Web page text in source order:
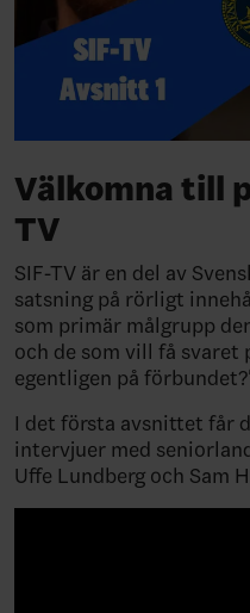
Välkomna till
TV
SIF-TV är en del av
satsning på rörligt
som primär målgrupp
och de som vill få svaret
egentligen på
I det första avsnittet får
intervjuer med
Uffe Lundberg och Sam